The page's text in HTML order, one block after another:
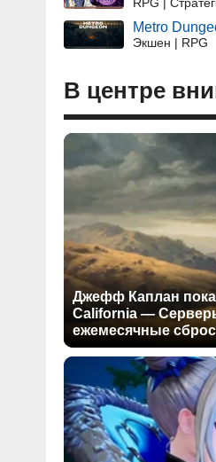
Metro
Экшен | RPG
В центре
Джефф Каплан
California —
ежемесячные